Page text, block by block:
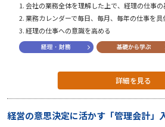
会社の業務全体を理解した上で、経理の仕事
業務カレンダーで毎日、毎月、毎年の仕事を具
経理の仕事への意識を高める
詳細を見る
経営の意思決定に活かす「管理会計」